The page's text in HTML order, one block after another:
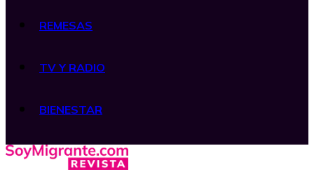
REMESAS
TV Y RADIO
BIENESTAR